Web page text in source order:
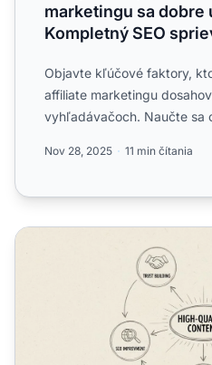
marketingu sa dobre
Kompletný SEO
Objavte kľúčové faktory,
affiliate marketingu
vyhľadávačoch. Naučte sa
Nov 28, 2025 11 min čítania
Prečo je kvalita obsahu